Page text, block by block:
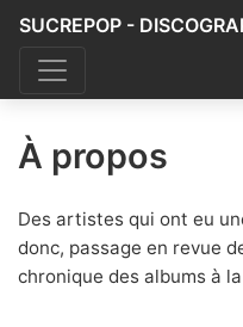
SUCREPOP -
À propos
Des artistes qui ont eu
donc, passage en revue
chronique des albums à